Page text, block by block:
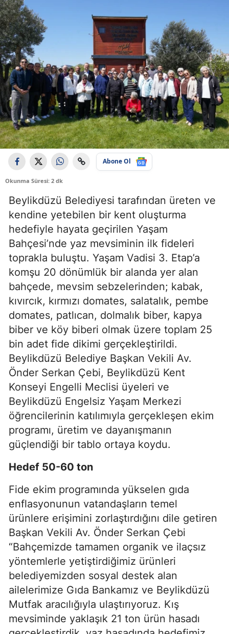
Abone Ol
Okunma Süresi: 2 dk
Beylikdüzü Belediyesi tarafından üreten ve
kendine yetebilen bir kent oluşturma
hedefiyle hayata geçirilen Yaşam
Bahçesi’nde yaz mevsiminin ilk fideleri
toprakla buluştu. Yaşam Vadisi 3. Etap’a
komşu 20 dönümlük bir alanda yer alan
bahçede, mevsim sebzelerinden; kabak,
kıvırcık, kırmızı domates, salatalık, pembe
domates, patlıcan, dolmalık biber, kapya
biber ve köy biberi olmak üzere toplam 25
bin adet fide dikimi gerçekleştirildi.
Beylikdüzü Belediye Başkan Vekili Av.
Önder Serkan Çebi, Beylikdüzü Kent
Konseyi Engelli Meclisi üyeleri ve
Beylikdüzü Engelsiz Yaşam Merkezi
öğrencilerinin katılımıyla gerçekleşen ekim
programı, üretim ve dayanışmanın
güçlendiği bir tablo ortaya koydu.
Hedef 50-60 ton
Fide ekim programında yükselen gıda
enflasyonunun vatandaşların temel
ürünlere erişimini zorlaştırdığını dile getiren
Başkan Vekili Av. Önder Serkan Çebi
“Bahçemizde tamamen organik ve ilaçsız
yöntemlerle yetiştirdiğimiz ürünleri
belediyemizden sosyal destek alan
ailelerimize Gıda Bankamız ve Beylikdüzü
Mutfak aracılığıyla ulaştırıyoruz. Kış
mevsiminde yaklaşık 21 ton ürün hasadı